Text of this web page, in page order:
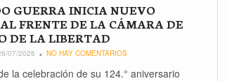
GUERRA INICIA NUEVO
FRENTE DE LA CÁMARA DE
DE LA LIBERTAD
07/2026 NO HAY COMENTARIOS
la celebración de su 124.° aniversario